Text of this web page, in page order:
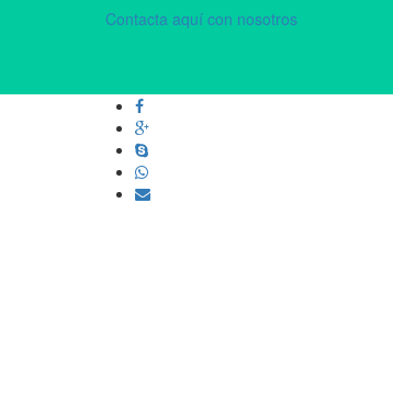
Contacta aquí con nosotros